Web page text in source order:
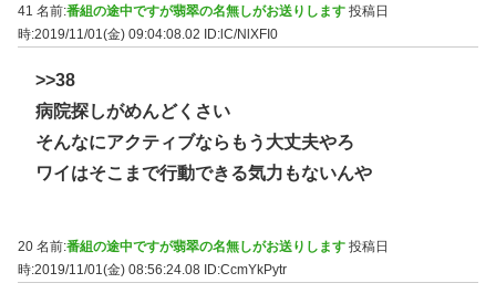
41 名前:番組の途中ですが翡翠の名無しがお送りします 投稿日
時:2019/11/01(金) 09:04:08.02
ID:lC/NlXFI0
>>38
病院探しがめんどくさい
そんなにアクティブならもう大丈夫やろ
ワイはそこまで行動できる気力もないんや
20 名前:番組の途中ですが翡翠の名無しがお送りします 投稿日
時:2019/11/01(金) 08:56:24.08 ID:CcmYkPytr